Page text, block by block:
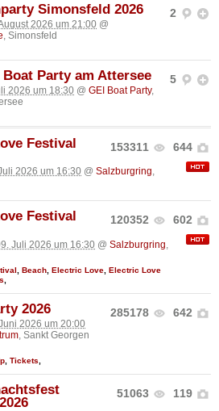
2
Simonsfeld 2026
2026 um 21:00 @
, Simonsfeld
5
Boat Party am Attersee
2026 um 18:30 @ GEI Boat Party,
153311 644
Festival
2026 um 16:30 @ Salzburgring,
120352 602
Festival
Juli 2026 um 16:30 @ Salzburgring
Beach Electric Love Electric Love
285178 642
2026
2026 um 20:00
, Sankt Georgen
Tickets
51063 119